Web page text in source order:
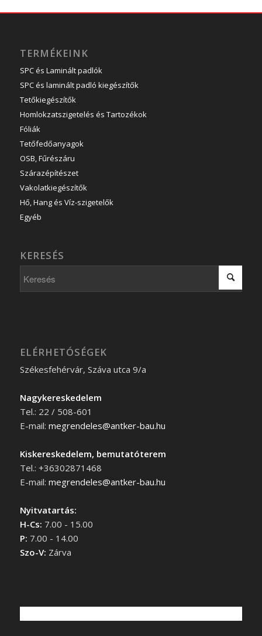
TERMÉKEINK
SPC és Laminált padlók
SPC és laminált padló kiegészítők
Tetőkiegészítők
Homlokzatszigetelés és Tartozékok
Fóliák
Tetőfedőanyagok
OSB, Fűrészáru
Szárazépítészet
Vakolatkiegészítők
Hő, Hang és Víz-szigetelők
Egyéb
KERESÉS
ELÉRHETÓSÉGEK
Székesfehérvár, Száva utca 9/a
Nagykereskedelem
Tel.: 22 / 508-601
E-mail: megrendeles@antker-bau.hu
Kiskereskedelem, bemutatóterem
Tel.: +36302871468
E-mail: megrendeles@antker-bau.hu
Nyitvatartás:
H-Cs: 7.00 - 15.00
P: 7.00 - 14.00
Szo-V: Zárva